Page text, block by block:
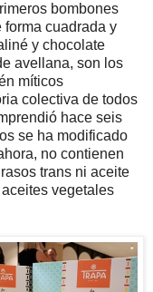
bombones
cuadrada y
y chocolate
avellana, son los
míticos
colectiva de todos
hace seis
se ha modificado
no contienen
trans ni aceite
vegetales